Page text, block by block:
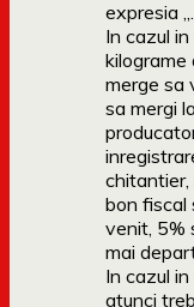
expresia
In cazul
kilograme
merge sa
sa mergi
chitantier,
bon fiscal
venit, 5%
mai
In cazul
atunci